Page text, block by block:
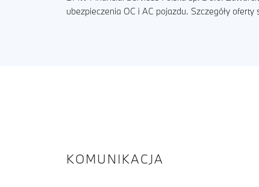
ubezpieczenia OC i AC pojazdu. Szczegóły
KOMUNIKACJA